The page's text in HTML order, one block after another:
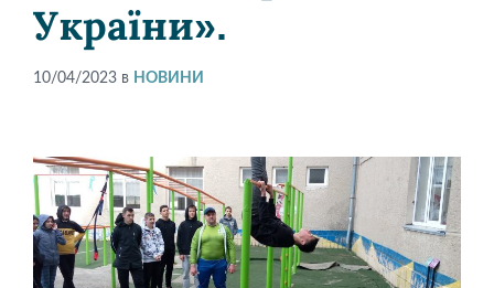
України».
10/04/2023 в НОВИНИ